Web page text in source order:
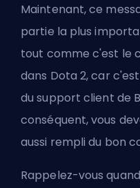
Maintenant, ce
partie la plus
tout comme c'est le
dans Dota 2, car
du support client de
conséquent, vous
aussi rempli du bon
Rappelez-vous